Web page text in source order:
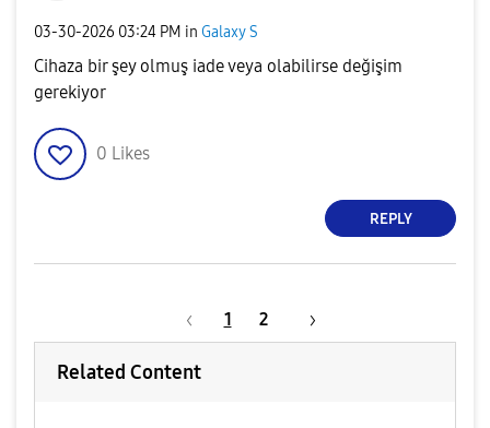
‎03-30-2026 03:24 PM in Galaxy S
Cihaza bir şey olmuş iade veya olabilirse değişim
gerekiyor
0 Likes
REPLY
1 2
Related Content